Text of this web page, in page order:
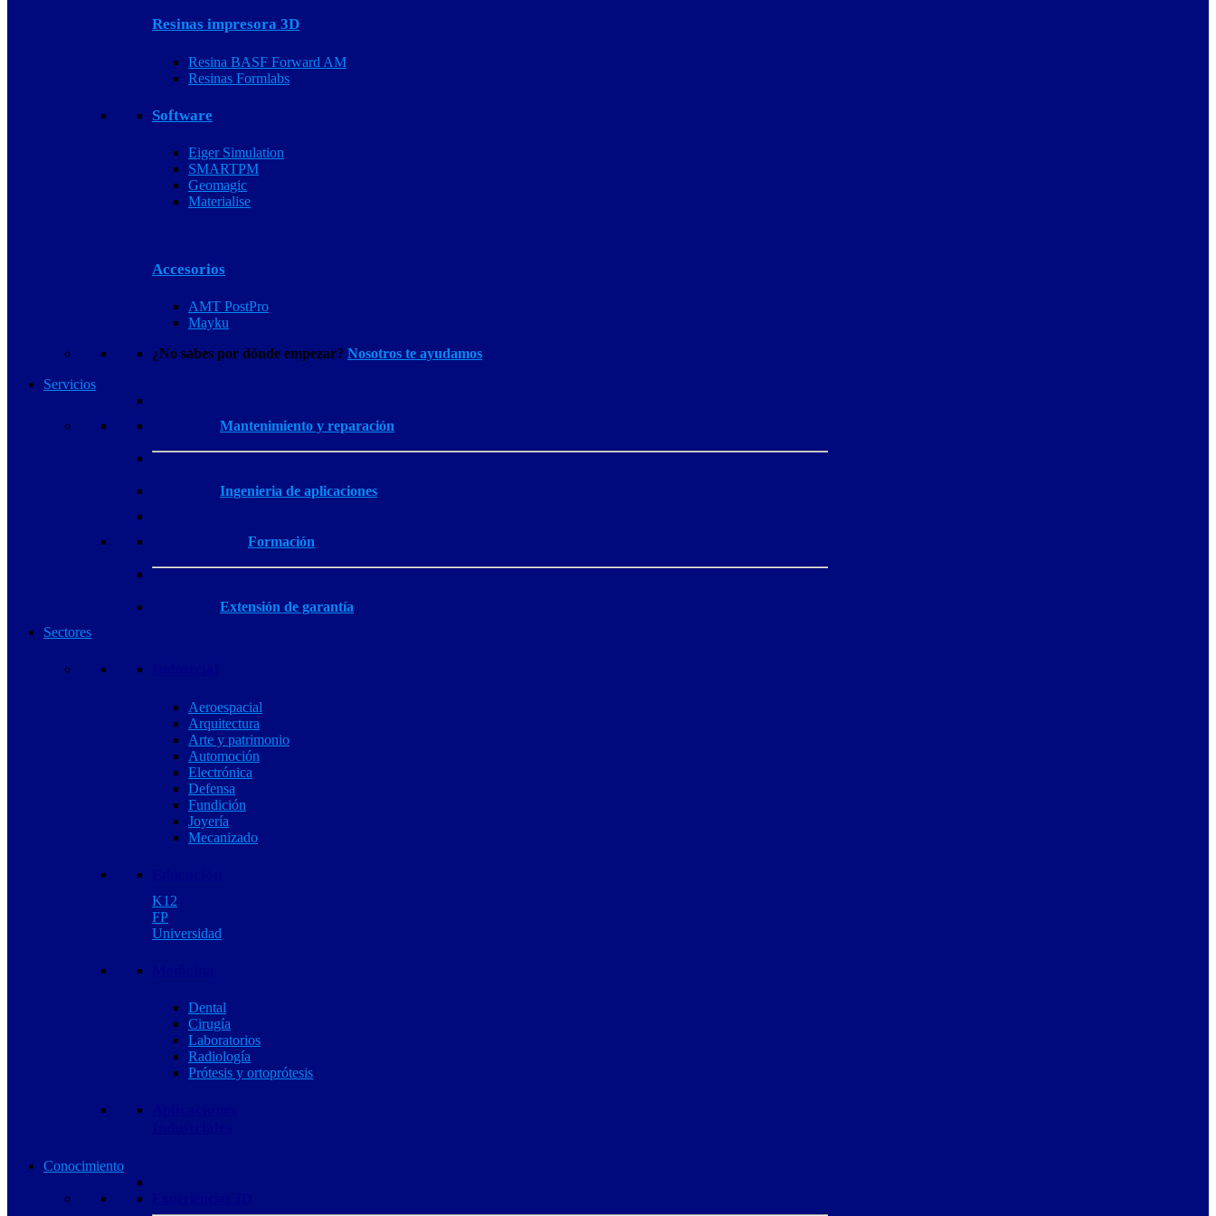
Resinas impresora 3D
Resina BASF Forward AM
Resinas Formlabs
Software
Eiger Simulation
SMARTPM
Geomagic
Materialise
Accesorios
AMT PostPro
Mayku
¿No sabes por dónde empezar? Nosotros te ayudamos
Servicios
Mantenimiento y reparación
Ingenieria de aplicaciones
Formación
Extensión de garantía
Sectores
Aeroespacial
Arquitectura
Arte y patrimonio
Automoción
Electrónica
Defensa
Fundición
Joyería
Mecanizado
K12
FP
Universidad
Dental
Cirugía
Laboratorios
Radiología
Prótesis y ortoprótesis
Conocimiento